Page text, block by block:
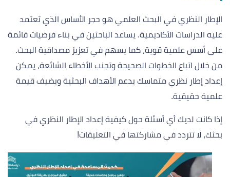
الإطار النظري في البحث العلمي هو حجر الأساس الذي تعتمد
عليه الدراسات الأكاديمية. يساعد الباحثين في بناء فرضيات قائمة
على أسس علمية قوية، كما يسهم في تعزيز مصداقية البحث.
من خلال اتباع الخطوات الصحيحة وتجنب الأخطاء الشائعة، يمكن
إعداد إطار نظري متماسك يدعم الأهداف البحثية ويضيف قيمة
علمية حقيقية.
إذا كانت لديك أي أسئلة حول كيفية إعداد الإطار النظري في
بحثك، لا تتردد في مشاركتها في التعليقات!